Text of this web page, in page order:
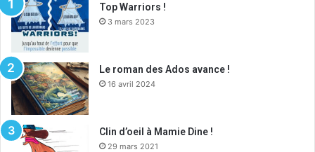
:
Top Warriors !
3 mars 2023
Le roman des Ados avance !
16 avril 2024
Clin d’oeil à Mamie Dine !
29 mars 2021